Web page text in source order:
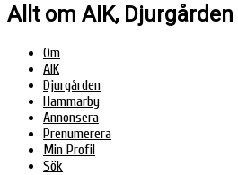
Allt om AIK,
Om
AIK
Djurgården
Hammarby
Annonsera
Prenumerera
Min Profil
Sök